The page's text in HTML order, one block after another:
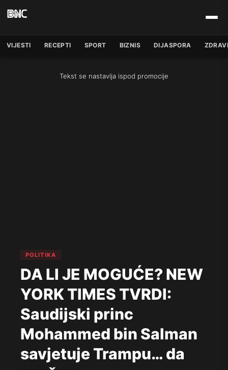
VIJESTI RECEPTI SPORT BIZNIS DIJASPORA
Tekst se nastavlja ispod promocije
POLITIKA
DA LI JE MOGUĆE? NEW
YORK TIMES TVRDI:
Saudijski princ
Mohammed bin Salman
savjetuje Trampu… da